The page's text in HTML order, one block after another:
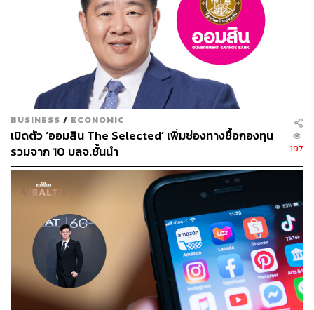
BUSINESS / ECONOMIC
เปิดตัว ‘ออมสิน The Selected’ เพิ่มช่องทางซื้อกองทุน
รวมจาก 10 บลจ.ชั้นนำ
197